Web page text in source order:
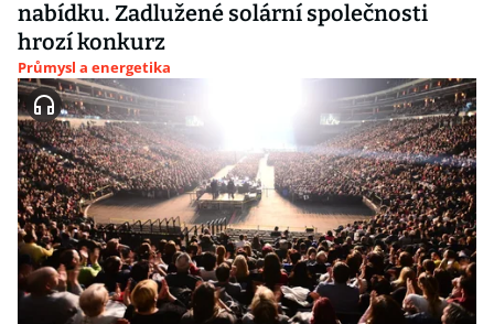
nabídku. Zadlužené solární společnosti
hrozí konkurz
Průmysl a energetika